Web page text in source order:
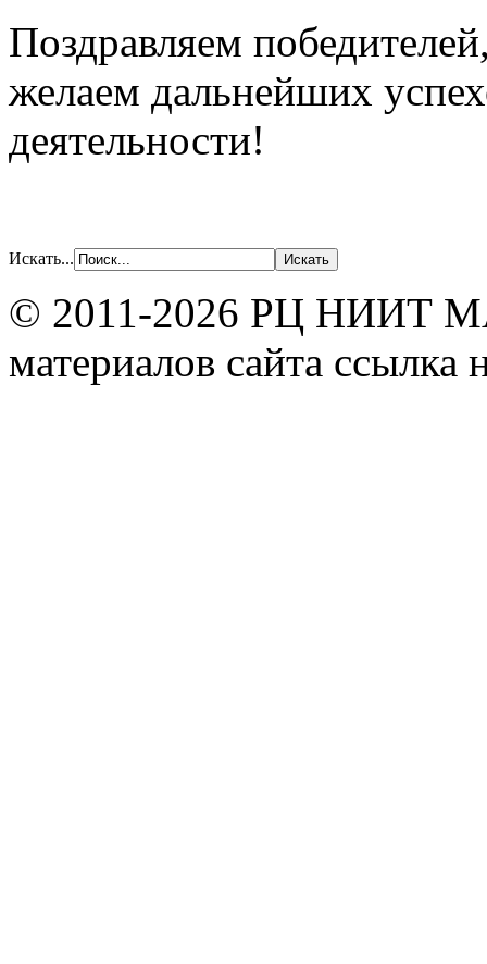
Поздравляем
желаем дальнейших
деятельности!
Искать...
© 2011-2026 РЦ НИИТ
материалов сайта ссылка